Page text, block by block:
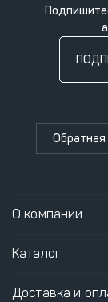
Обратная
О компании
Каталог
Доставка и